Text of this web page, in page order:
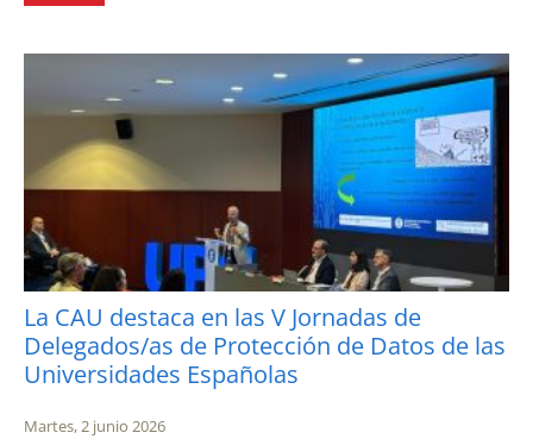
La CAU destaca en las V Jornadas de
Delegados/as de Protección de Datos de las
Universidades Españolas
Martes, 2 junio 2026